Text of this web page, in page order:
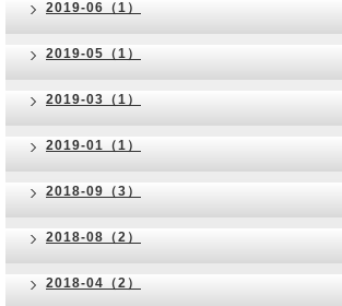
2019-06（1）
2019-05（1）
2019-03（1）
2019-01（1）
2018-09（3）
2018-08（2）
2018-04（2）